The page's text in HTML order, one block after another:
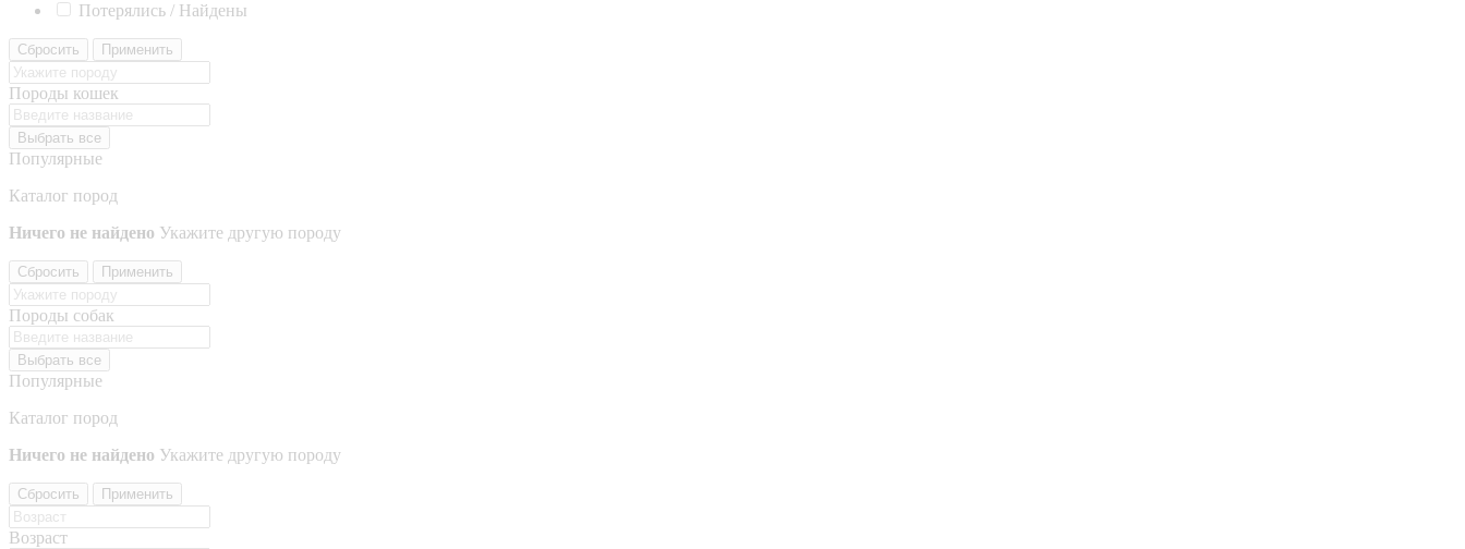
Потерялись / Найдены
Сбросить Применить
Породы кошек
Выбрать все
Популярные
Каталог пород
Ничего не найдено Укажите другую породу
Сбросить Применить
Породы собак
Выбрать все
Популярные
Каталог пород
Ничего не найдено Укажите другую породу
Сбросить Применить
Возраст